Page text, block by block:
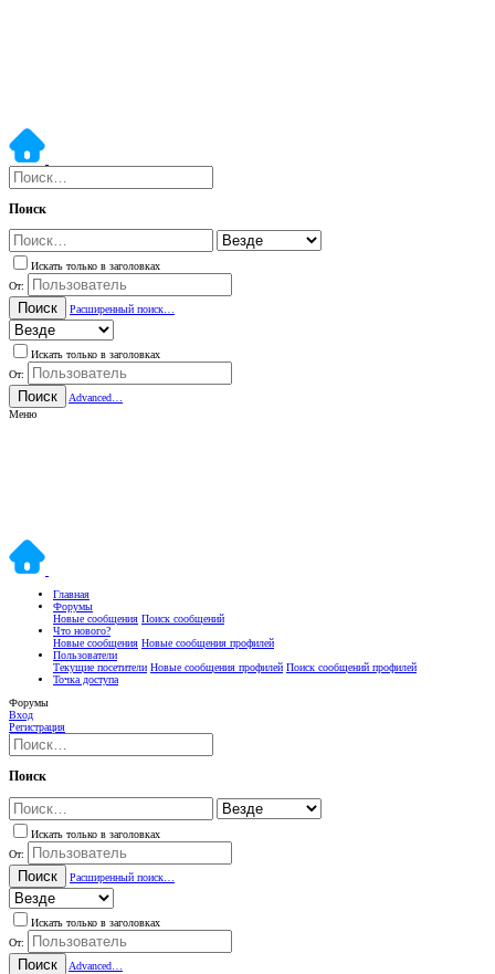
Поиск
Искать только в заголовках
От:
Поиск Расширенный поиск…
Искать только в заголовках
От:
Поиск
Advanced…
Меню
Главная
Форумы
Новые сообщения Поиск сообщений
Что нового?
Новые сообщения Новые сообщения профилей
Пользователи
Текущие посетители Новые сообщения профилей Поиск сообщений профилей
Точка доступа
Форумы
Вход
Регистрация
Поиск
Искать только в заголовках
От:
Поиск Расширенный поиск…
Искать только в заголовках
От:
Поиск
Advanced…